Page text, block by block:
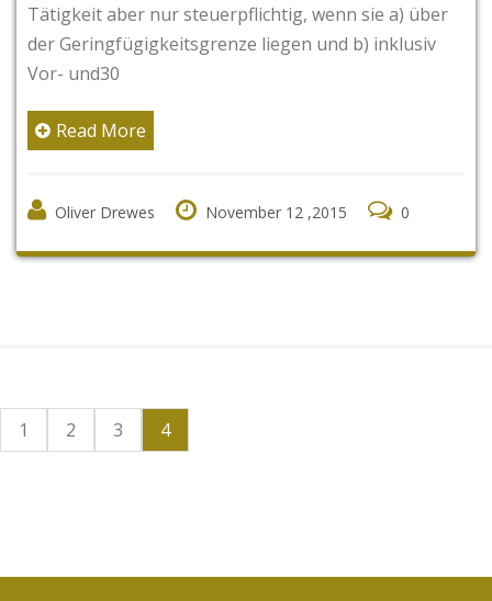
Tätigkeit aber nur steuerpflichtig, wenn sie a) über
der Geringfügigkeitsgrenze liegen und b) inklusiv
Vor- und30
Read More
Oliver Drewes November 12 ,2015 0
1 2 3 4